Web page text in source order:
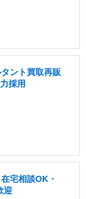
ント買取再販
採用
宅相談OK・
迎